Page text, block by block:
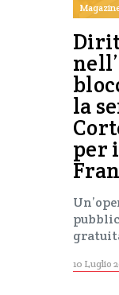
la
per
10 Luglio